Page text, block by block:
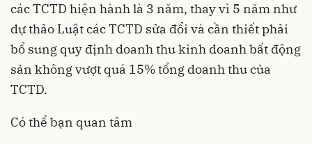
các TCTD hiện hành là 3 năm, thay vì 5 năm như
dự thảo Luật các TCTD sửa đổi và cần thiết phải
bổ sung quy định doanh thu kinh doanh bất động
sản không vượt quá 15% tổng doanh thu của
TCTD.
Có thể bạn quan tâm